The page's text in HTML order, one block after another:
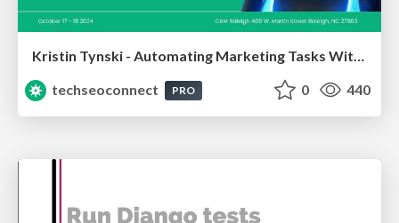
Kristin Tynski - Automating Marketing Tasks With AI
techseoconnect
PRO 0 440